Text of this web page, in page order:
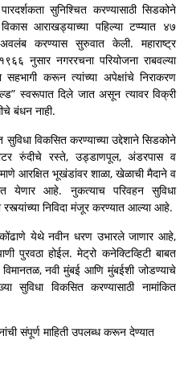
सुनिश्चित करण्यासाठी सिडकोने
आराखड्याच्या पहिल्या टप्प्यात ४७
अवलंब करण्यास सुरुवात केली. महाराष्ट्र
नुसार नगररचना परियोजना राबवल्या
करून त्यांच्या अपेक्षांचे निराकरण
स्वरूपात दिले जात असून त्यावर विक्री
बंधन नाही.
सुविधा विकसित करण्याच्या उद्देशाने सिडकोने
रुंदीचे रस्ते, उड्डाणपूल, अंडरपास व
आरक्षित भूखंडांवर शाळा, खेळाची मैदाने व
येणार आहे. नुकत्याच परिवहन सुविधा
रस्त्यांच्या निविदा मंजूर करण्यात आल्या आहे.
कोंढाणे येथे नवीन धरण उभारले जाणार आहे,
पुरवठा होईल. मेट्रो कनेक्टिव्हिटी बाबत
नवी मुंबई आणि मुंबईशी जोडण्याचे
विकसित करण्यासाठी नामांकित
संपूर्ण माहिती उपलब्ध करून देण्यात